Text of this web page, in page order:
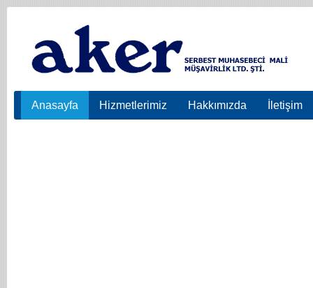
Anasayfa Hizmetlerimiz Hakkımızda İletişim